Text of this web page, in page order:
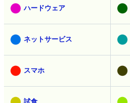
ハードウェア
ネットサービス
スマホ